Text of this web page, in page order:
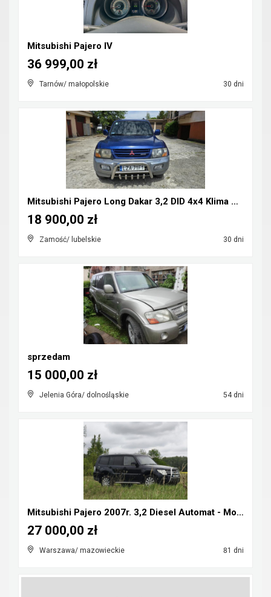
Mitsubishi Pajero IV
Tarnów/ małopolskie 30 dni
36 999,00 zł
Mitsubishi Pajero Long Dakar 3,2 DID 4x4 Klima CB-...
Zamość/ lubelskie 30 dni
18 900,00 zł
sprzedam
Jelenia Góra/ dolnośląskie 54 dni
15 000,00 zł
Mitsubishi Pajero 2007r. 3,2 Diesel Automat - Możl...
Warszawa/ mazowieckie 81 dni
27 000,00 zł